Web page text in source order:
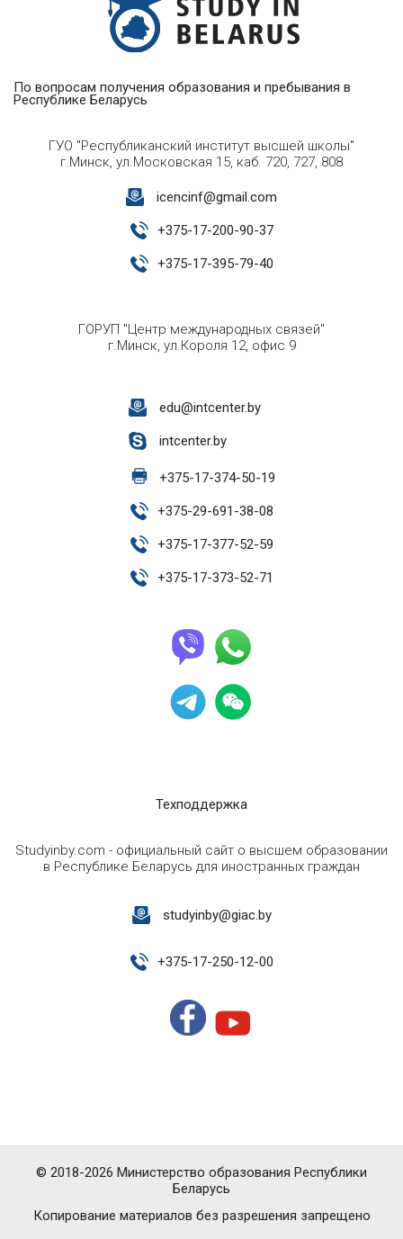
По вопросам получения образования и пребывания в
Республике Беларусь
ГУО "Республиканский институт высшей школы"
г.Минск, ул.Московская 15, каб. 720, 727, 808
icencinf@gmail.com
+375-17-200-90-37
+375-17-395-79-40
ГОРУП "Центр международных связей"
г.Минск, ул.Короля 12, офис 9
edu@intcenter.by
intcenter.by
+375-17-374-50-19
+375-29-691-38-08
+375-17-377-52-59
+375-17-373-52-71
Техподдержка
Studyinby.com - официальный сайт о высшем образовании
в Республике Беларусь для иностранных граждан
studyinby@giac.by
+375-17-250-12-00
Копирование материалов без разрешения запрещено
© 2018-2026 Министерство образования Республики
Беларусь